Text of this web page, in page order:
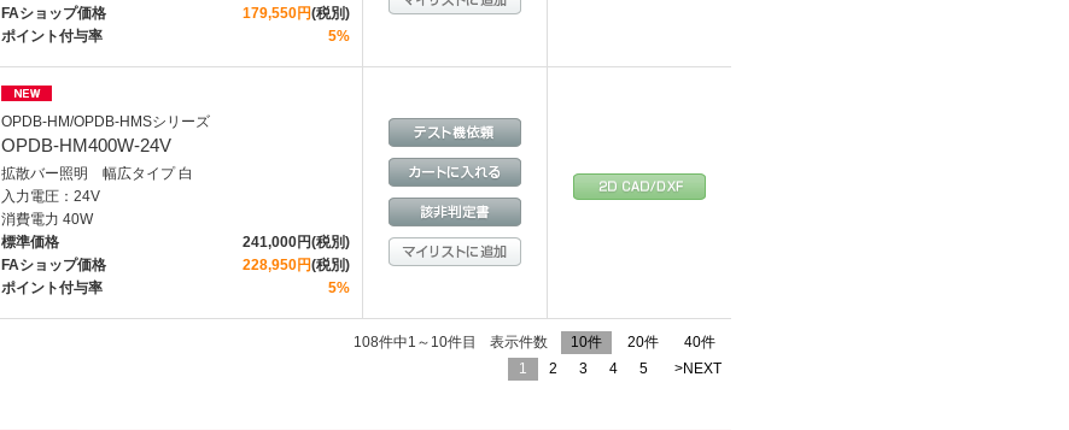
FAショップ価格
179,550円(税別)
ポイント付与率
5%
OPDB-HM/OPDB-HMSシリーズ
OPDB-HM400W-24V
拡散バー照明 幅広タイプ 白
入力電圧：24V
消費電力 40W
標準価格
241,000円(税別)
FAショップ価格
228,950円(税別)
ポイント付与率
5%
40件
20件
10件
表示件数
108件中1～10件目
>NEXT
5
4
3
2
1